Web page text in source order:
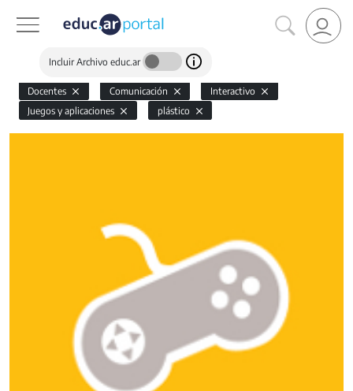
Incluir Archivo educ.ar
Docentes Comunicación
Interactivo
Juegos y aplicaciones
plástico